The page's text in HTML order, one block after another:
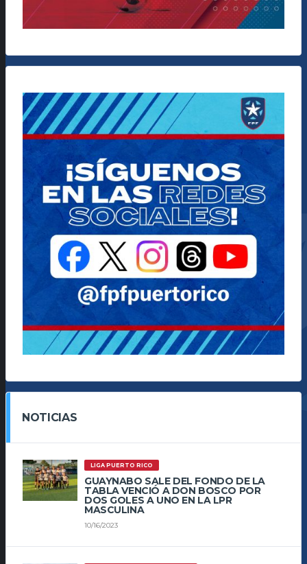
NOTICIAS
LIGA PUERTO RICO
GUAYNABO SALE DEL FONDO DE LA
TABLA VENCIÓ A DON BOSCO POR
DOS GOLES A UNO EN LA LPR
MASCULINA
10/16/2023